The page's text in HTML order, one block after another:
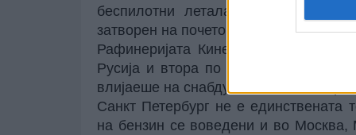
беспилотни летала врз
затворен на почетокот на мај.
Рафинеријата Кинеф, дел од
Русија и втора по големина во
влијаеше на снабдувањето на
Санкт Петербург не е единствената
на бензин се воведени и во Москва,